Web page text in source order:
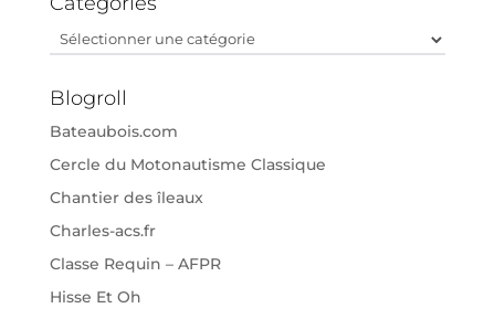
Catégories
Blogroll
Bateaubois.com
Cercle du Motonautisme Classique
Chantier des îleaux
Charles-acs.fr
Classe Requin – AFPR
Hisse Et Oh